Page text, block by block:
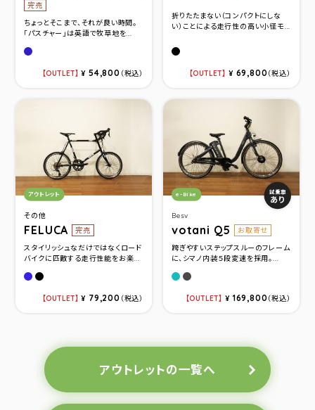
完売
ちょっとそこまで、それが良い時間。
「パスチャー」は英語で牧草地を...
グロスネイビー
OUTLET ¥ 54,800 （税込）
折りたたまない（コンパクトにしな
い）ことによる走行性の高い小径モ...
Flat Black(サイズ460)
OUTLET ¥ 69,800（税込）
その他
FELUCA 完売
カテゴリ：
アウトレット
スタイリッシュなだけではなくロード
バイクに匹敵する走行性能をお楽...
GIOS BLUE(サイズ480)
BLACK(サイズ510)
OUTLET ¥ 79,200 （税込）
Besv
votani Q5 お取寄せ
カテゴリ：
e-Bike 試乗車
あり
跨ぎやすいステップスルーのフレーム
に、シマノ内装５段変速を採用。...
ライトブルーメタリック
メタリックグレー
OUTLET ¥ 169,800（税込）
アウトレットの一覧へ